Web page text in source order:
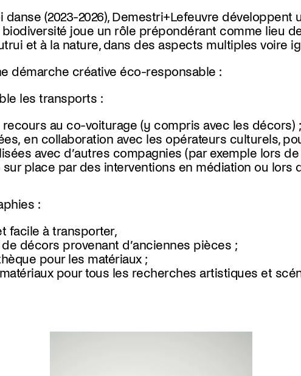
(2023-2026), Demestri+Lefeuvre développent
joue un rôle prépondérant comme lieu
et à la nature, dans des aspects multiples voire
démarche créative éco-responsable :
les transports :
recours au co-voiturage (y compris avec les décors) ;
en collaboration avec les opérateurs culturels,
avec d’autres compagnies (par exemple lors de
place par des interventions en médiation ou lors
:
facile à transporter,
décors provenant d’anciennes pièces ;
pour les matériaux ;
pour tous les recherches artistiques et